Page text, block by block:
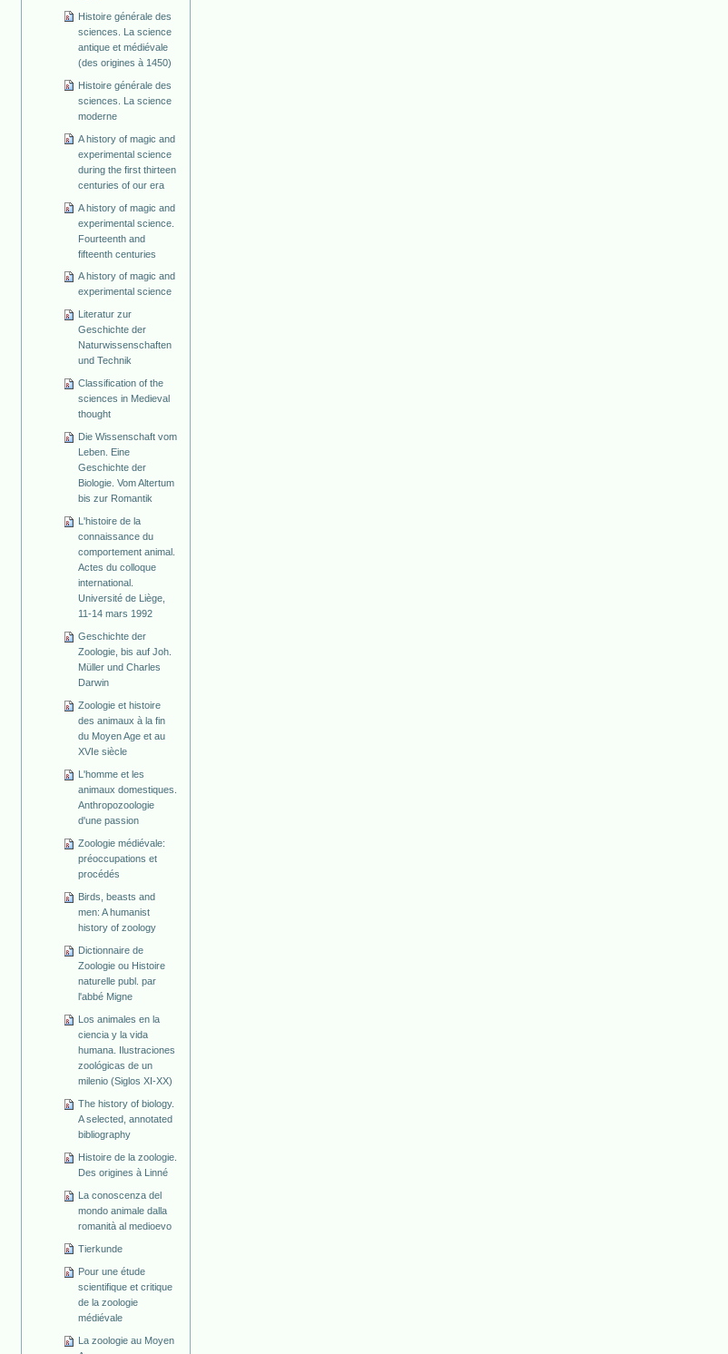
Histoire générale des
sciences. La science
antique et médiévale
(des origines à 1450)
Histoire générale des
sciences. La science
moderne
A history of magic and
experimental science
during the first thirteen
centuries of our era
A history of magic and
experimental science.
Fourteenth and
fifteenth centuries
A history of magic and
experimental science
Literatur zur
Geschichte der
Naturwissenschaften
und Technik
Classification of the
sciences in Medieval
thought
Die Wissenschaft vom
Leben. Eine
Geschichte der
Biologie. Vom Altertum
bis zur Romantik
L'histoire de la
connaissance du
comportement animal.
Actes du colloque
international.
Université de Liège,
11-14 mars 1992
Geschichte der
Zoologie, bis auf Joh.
Müller und Charles
Darwin
Zoologie et histoire
des animaux à la fin
du Moyen Age et au
XVIe siècle
L'homme et les
animaux domestiques.
Anthropozoologie
d'une passion
Zoologie médiévale:
préoccupations et
procédés
Birds, beasts and
men: A humanist
history of zoology
Dictionnaire de
Zoologie ou Histoire
naturelle publ. par
l'abbé Migne
Los animales en la
ciencia y la vida
humana. Ilustraciones
zoológicas de un
milenio (Siglos XI-XX)
The history of biology.
A selected, annotated
bibliography
Histoire de la zoologie.
Des origines à Linné
La conoscenza del
mondo animale dalla
romanità al medioevo
Tierkunde
Pour une étude
scientifique et critique
de la zoologie
médiévale
La zoologie au Moyen